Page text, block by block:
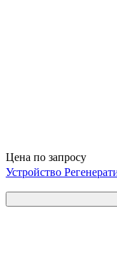
Цена по запросу
Устройство